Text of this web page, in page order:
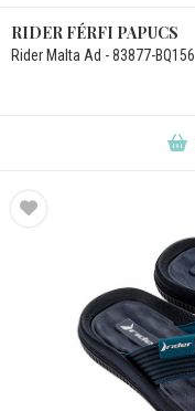
RIDER FÉRFI PAPUCS
Rider Malta Ad - 83877-BQ156